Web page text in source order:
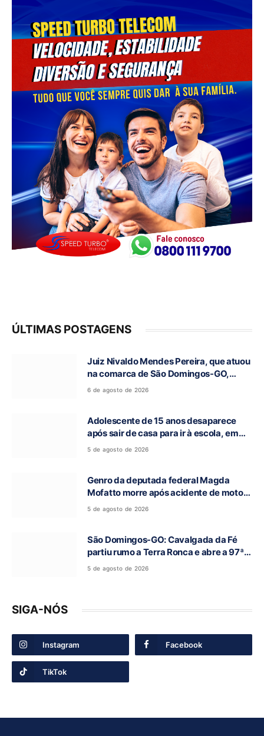
ÚLTIMAS POSTAGENS
Juiz Nivaldo Mendes Pereira, que atuou
na comarca de São Domingos-GO,
morre aos 62 anos
6 de agosto de 2026
Adolescente de 15 anos desaparece
após sair de casa para ir à escola, em
Campos Belos-GO
5 de agosto de 2026
Genro da deputada federal Magda
Mofatto morre após acidente de moto
na BR-153
5 de agosto de 2026
São Domingos-GO: Cavalgada da Fé
partiu rumo a Terra Ronca e abre a 97ª
Romaria do Bom Jesus da Lapa
5 de agosto de 2026
SIGA-NÓS
Instagram Facebook
TikTok